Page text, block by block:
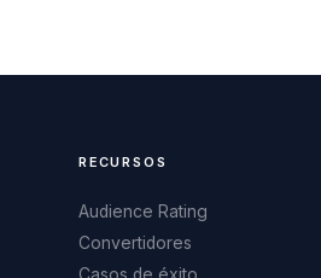
RECURSOS
Audience Rating
Convertidores
Casos de éxito